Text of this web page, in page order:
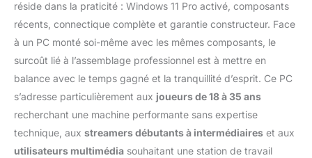
réside dans la praticité : Windows 11 Pro activé, composants
récents, connectique complète et garantie constructeur. Face
à un PC monté soi-même avec les mêmes composants, le
surcoût lié à l’assemblage professionnel est à mettre en
balance avec le temps gagné et la tranquillité d’esprit. Ce PC
s’adresse particulièrement aux joueurs de 18 à 35 ans
recherchant une machine performante sans expertise
technique, aux streamers débutants à intermédiaires et aux
utilisateurs multimédia souhaitant une station de travail